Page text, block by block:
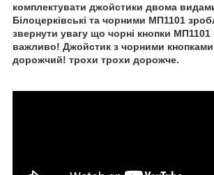
комплектувати джойстики двома
Білоцерківські та чорними МП1101
звернути увагу що чорні кнопки
важливо! Джойстик з чорними
дорожчий! трохи трохи дорожче.